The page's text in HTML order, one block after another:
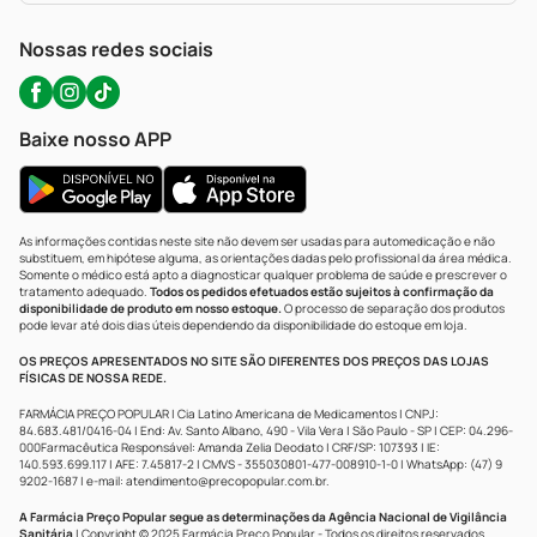
WhatsApp (47) 9202-1687
Nossas redes sociais
Baixe nosso APP
As informações contidas neste site não devem ser usadas para automedicação e não
substituem, em hipótese alguma, as orientações dadas pelo profissional da área médica.
Somente o médico está apto a diagnosticar qualquer problema de saúde e prescrever o
tratamento adequado. Todos os pedidos efetuados estão sujeitos à confirmação da
disponibilidade de produto em nosso estoque.O processo de separação dos produtos
pode levar até dois dias úteis dependendo da disponibilidade do estoque em loja.
OS PREÇOS APRESENTADOS NO SITE SÃO DIFERENTES DOS PREÇOS DAS LOJAS
FÍSICAS DE NOSSA REDE.
FARMÁCIA PREÇO POPULAR | Cia Latino Americana de Medicamentos | CNPJ:
84.683.481/0416-04 | End: Av. Santo Albano, 490 - Vila Vera | São Paulo - SP | CEP: 04.296-
000Farmacêutica Responsável: Amanda Zelia Deodato | CRF/SP: 107393 | IE:
140.593.699.117 | AFE: 7.45817-2 | CMVS - 355030801-477-008910-1-0 | WhatsApp: (47) 9
9202-1687 | e-mail: atendimento@precopopular.com.br.
A Farmácia Preço Popular segue as determinações da Agência Nacional de Vigilância
Sanitária | Copyright © 2025 Farmácia Preço Popular - Todos os direitos reservados.